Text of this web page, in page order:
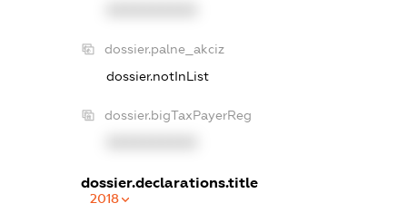
dossier.palne_akciz
dossier.notInList
dossier.bigTaxPayerReg
dossier.declarations.title
2018